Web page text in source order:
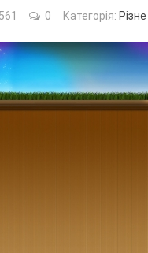
0 Категорія: Різне